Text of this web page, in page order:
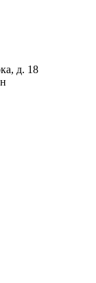
д. 18